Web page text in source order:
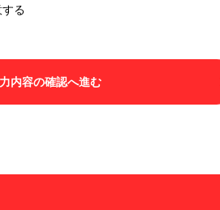
以下「利用者」といいます）は、本サー
とし、不承諾の場合には、本サービスを
る
内容の確認へ進む